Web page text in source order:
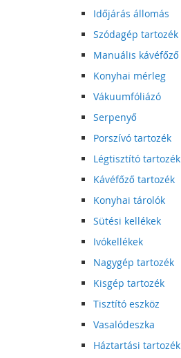
Időjárás állomás
Szódagép tartozék
Manuális kávéfőző
Konyhai mérleg
Vákuumfóliázó
Serpenyő
Porszívó tartozék
Légtisztító tartozék
Kávéfőző tartozék
Konyhai tárolók
Sütési kellékek
Ivókellékek
Nagygép tartozék
Kisgép tartozék
Tisztító eszköz
Vasalódeszka
Háztartási tartozék